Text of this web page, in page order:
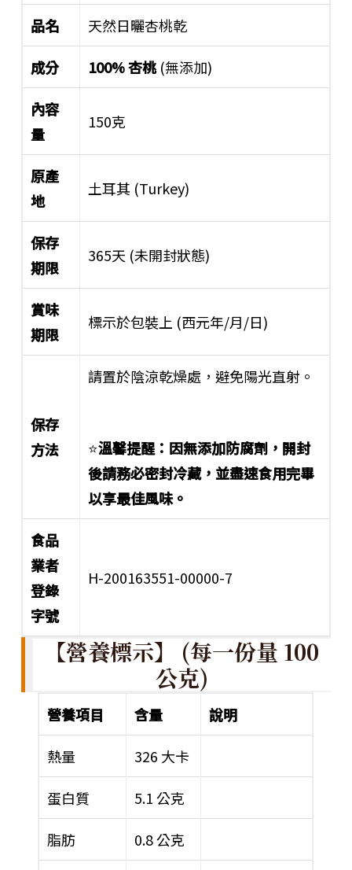
品名 天然日曬杏桃乾
成分 100% 杏桃(無添加)
內容
量
150克
原產
地
土耳其 (Turkey)
保存
期限
365天 (未開封狀態)
賞味
期限
標示於包裝上 (西元年/月/日)
保存
方法
請置於陰涼乾燥處，避免陽光直射。
⭐溫馨提醒：因無添加防腐劑，開封
後請務必密封冷藏，並盡速食用完畢
以享最佳風味。
食品
業者
登錄
字號
H-200163551-00000-7
【營養標示】 (每一份量 100
公克)
營養項目 含量 說明
熱量 326 大卡
蛋白質 5.1 公克
脂肪 0.8 公克